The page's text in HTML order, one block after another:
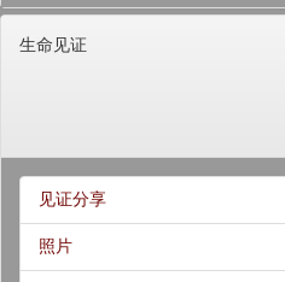
生命见证
见证分享
照片